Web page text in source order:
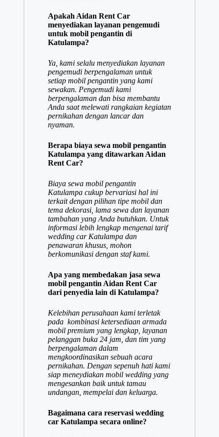
Apakah Aidan Rent Car
menyediakan layanan pengemudi
untuk mobil pengantin di
Katulampa?
Ya, kami selalu menyediakan layanan
pengemudi berpengalaman untuk
setiap mobil pengantin yang kami
sewakan. Pengemudi kami
berpengalaman dan bisa membantu
Anda saat melewati rangkaian kegiatan
pernikahan dengan lancar dan
nyaman.
Berapa biaya sewa mobil pengantin
Katulampa yang ditawarkan Aidan
Rent Car?
Biaya sewa mobil pengantin
Katulampa cukup bervariasi hal ini
terkait dengan pilihan tipe mobil dan
tema dekorasi, lama sewa dan layanan
tambahan yang Anda butuhkan. Untuk
informasi lebih lengkap mengenai tarif
wedding car Katulampa dan
penawaran khusus, mohon
berkomunikasi dengan staf kami.
Apa yang membedakan jasa sewa
mobil pengantin Aidan Rent Car
dari penyedia lain di Katulampa?
Kelebihan perusahaan kami terletak
pada kombinasi ketersediaan armada
mobil premium yang lengkap, layanan
pelanggan buka 24 jam, dan tim yang
berpengalaman dalam
mengkoordinasikan sebuah acara
pernikahan. Dengan sepenuh hati kami
siap meneydiakan mobil wedding yang
mengesankan baik untuk tamau
undangan, mempelai dan keluarga.
Bagaimana cara reservasi wedding
car Katulampa secara online?